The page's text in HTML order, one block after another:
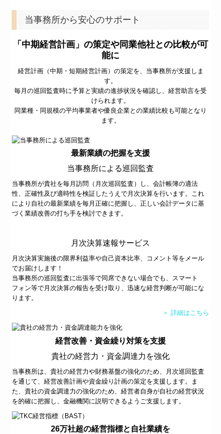
当事務所から安心のサポート
「中期経営計画」の策定や同業他社との比較が可
能に
経営計画（中期・短期経営計画）の策定を、当事務所が支援しま
す。
毎月の巡回監査時に予算と実績の進捗状況を確認し、経営助言を受
けられます。
同業種・同規模の平均事業者や優良企業との業績比較も可能となり
ます。
最新業績の把握を支援
当事務所による巡回監査
当事務所が貴社を毎月訪問（月次巡回監査）し、会計帳簿の適法
性、正確性及び適時性を検証したうえで月次決算を行います。これ
により自社の最新業績を毎月正確に把握し、正しい会計データに基
づく業績改善の打ち手を検討できます。
月次決算速報サービス
月次決算実施後の限界利益率や自己資本比率、コメント等をメール
でお届けします！
当事務所の巡回監査に出張等で同席できない場合でも、スマート
フォン等で月次決算の報告を受け取り、迅速な経営判断が可能にな
ります。
＞ 詳細はこちら
経営改善・資金繰り対策を支援
貴社の経営力・資金調達力を強化
当事務所は、貴社の経営力や財務基盤の強化のため、月次巡回監査
を通じて、経営改善計画や資金繰り計画の策定を支援します。ま
た、貴社の資金調達力の強化のため、経営者自身が自社の経営状況
を的確に把握し、金融機関に説明できるようご支援します。
26万社超の経営指標と自社業績を